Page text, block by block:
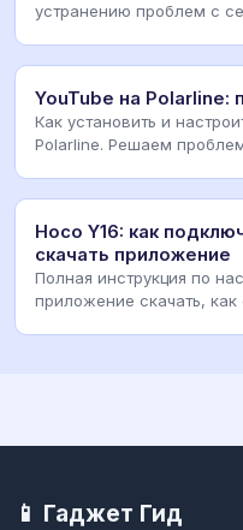
устранению проблем с
YouTube на Polarline:
Как установить и
Polarline. Решаем
Hoco Y16: как
скачать приложение
Полная инструкция по
приложение скачать,
📱 Гаджет Гид